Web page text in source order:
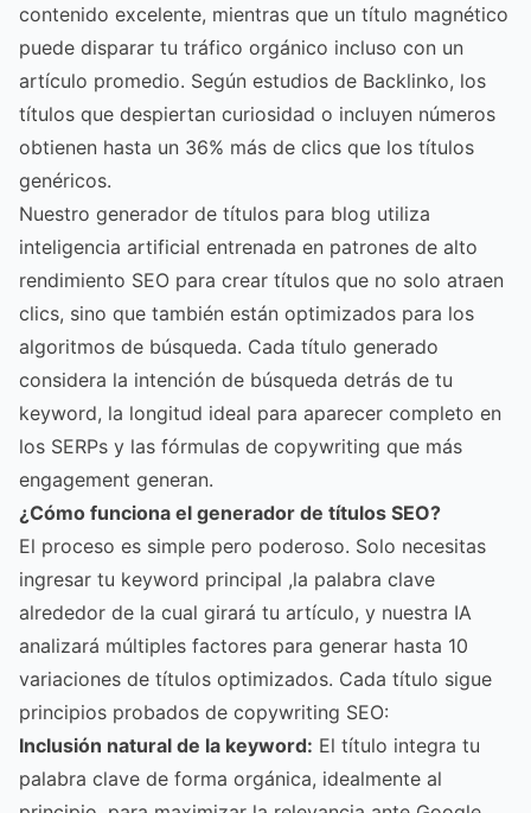
contenido excelente, mientras que un título magnético
puede disparar tu tráfico orgánico incluso con un
artículo promedio. Según estudios de Backlinko, los
títulos que despiertan curiosidad o incluyen números
obtienen hasta un 36% más de clics que los títulos
genéricos.
Nuestro generador de títulos para blog utiliza
inteligencia artificial entrenada en patrones de alto
rendimiento SEO para crear títulos que no solo atraen
clics, sino que también están optimizados para los
algoritmos de búsqueda. Cada título generado
considera la intención de búsqueda detrás de tu
keyword, la longitud ideal para aparecer completo en
los SERPs y las fórmulas de copywriting que más
engagement generan.
¿Cómo funciona el generador de títulos SEO?
El proceso es simple pero poderoso. Solo necesitas
ingresar tu keyword principal ,la palabra clave
alrededor de la cual girará tu artículo, y nuestra IA
analizará múltiples factores para generar hasta 10
variaciones de títulos optimizados. Cada título sigue
principios probados de copywriting SEO:
Inclusión natural de la keyword: El título integra tu
palabra clave de forma orgánica, idealmente al